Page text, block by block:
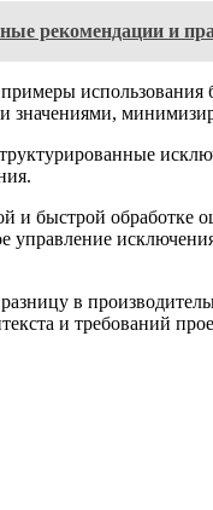
рекомендации и
использования
и быстрой
управление
в
и требований